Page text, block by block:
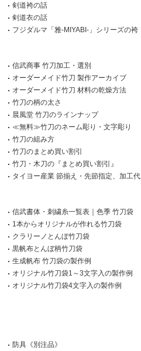
剣道袴の話
剣道衣の話
フジダルマ「雅-MIYABI-」シリーズの袴
信武商事 竹刀加工・選別
オーダーメイド竹刀 製作アーカイブ
オーダーメイド竹刀 材料の乾燥方法
竹刀の柄の太さ
晨風堂 竹刀のラインナップ
≪無料≫竹刀のネーム彫り・文字彫り
竹刀の組み方
竹刀のまとめ買い割引
竹刀・木刀の『まとめ買い割引』
タイヨー産業 節揃え・先節指定、加工代
信武書体・刺繍糸一覧表｜色季 竹刀袋
1本からオリジナルが作れる竹刀袋
クラリーノとんぼ竹刀袋
黒帆布とんぼ柄竹刀袋
生成帆布 竹刀袋の製作例
オリジナル竹刀袋1～3文字入の製作例
オリジナル竹刀袋4文字入の製作例
防具《別注品》